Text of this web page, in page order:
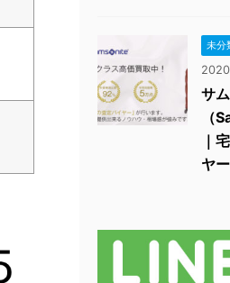
未分
サ
（
｜
ヤー